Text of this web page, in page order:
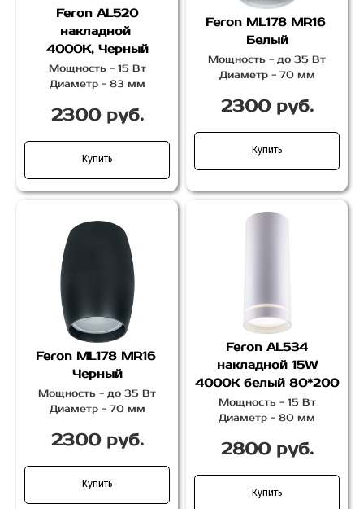
Feron AL520
накладной
4000К, Черный
Мощность - 15 Вт
Диаметр - 83 мм
2300 руб.
Купить
Feron ML178 MR16
Белый
Мощность - до 35 Вт
Диаметр - 70 мм
2300 руб.
Купить
Feron ML178 MR16
Черный
Мощность - до 35 Вт
Диаметр - 70 мм
2300 руб.
Купить
Feron AL534
накладной 15W
4000K белый 80*200
Мощность - 15 Вт
Диаметр - 80 мм
2800 руб.
Купить